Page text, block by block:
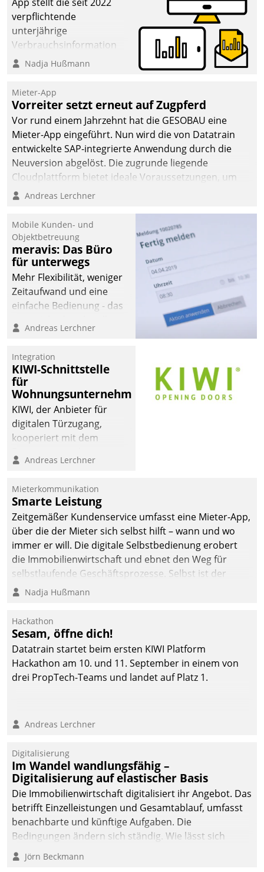
verpflichtende
unterjährige
Verbrauchsinformation
schnell, zuverlässig und
Die monatlichen
Mitteilungen zum
Heizungs- und
Wasserverbrauch gehen
automatisiert, vollständig
und auf Wunsch über
mehrere zuvor
Kommunikationswege bei
Nadja Hußmann
Mieter-App
Vorreiter setzt erneut auf Zugpferd
Vor rund einem Jahrzehnt hat die GESOBAU eine
Mieter-App eingeführt. Nun wird die von Datatrain
entwickelte SAP-integrierte Anwendung durch die
Neuversion abgelöst. Die zugrunde liegende
Cloudplattform bietet ideale Voraussetzungen, um
die Funktionalität der App zu erweitern und weitere
integrieren.
Andreas Lerchner
Mobile Kunden- und
Objektbetreuung
meravis: Das Büro
für unterwegs
Mehr Flexibilität, weniger
Zeitaufwand und eine
einfache Bedienung - das
Cockpit für mobile
Datatrain. Die meravis
Wohnungsbau- und
Immobilien GmbH hat
sich dabei für den Betrieb
der Lösung über die SAP
Cloud Platform
Unternehmen am
Andreas Lerchner
Integration
KIWI-Schnittstelle
für
Wohnungsunternehmen
KIWI, der Anbieter für
digitalen Türzugang,
kooperiert mit dem
Softwareentwicklungshaus
Andreas Lerchner
Mieterkommunikation
Smarte Leistung
Zeitgemäßer Kundenservice umfasst eine Mieter-App,
über die der Mieter sich selbst hilft – wann und wo
immer er will. Die digitale Selbstbedienung erobert
die Immobilienwirtschaft und ebnet den Weg für
selbstlaufende Geschäftsprozesse. Selbst ist der
Kunde und smart der Serviceanbieter.
Nadja Hußmann
Hackathon
Sesam, öffne dich!
Datatrain startet beim ersten KIWI Platform
Hackathon am 10. und 11. September in einem von
drei PropTech-Teams und landet auf Platz 1.
Andreas Lerchner
Digitalisierung
Im Wandel wandlungsfähig –
Digitalisierung auf elastischer Basis
Die Immobilienwirtschaft digitalisiert ihr Angebot. Das
betrifft Einzelleistungen und Gesamtablauf, umfasst
benachbarte und künftige Aufgaben. Die
Bedingungen ändern sich ständig. Wie lässt sich
technisch die Kontrolle wahren und zugleich Freiraum
fürs Wachsen öffnen?
Jörn Beckmann